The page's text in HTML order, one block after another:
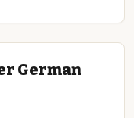
German